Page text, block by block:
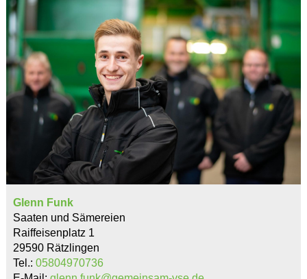
Glenn Funk
Saaten und Sämereien
Raiffeisenplatz 1
29590 Rätzlingen
Tel.: 05804970736